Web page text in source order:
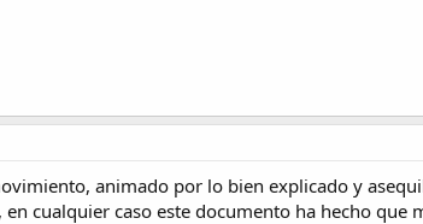
animado por lo bien explicado y
cualquier caso este documento ha hecho que